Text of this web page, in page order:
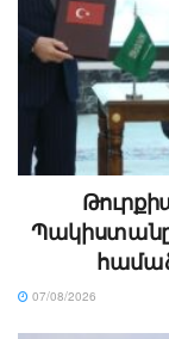
07/08/2026